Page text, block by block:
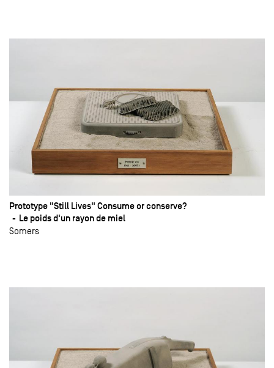
Prototype "Still Lives" Consume or conserve?
Le poids d'un rayon de miel
Somers